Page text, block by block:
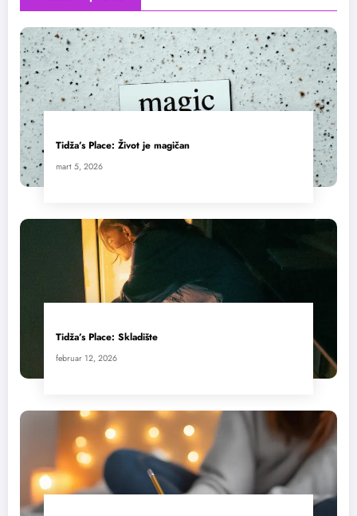
Tidža’s Place: Život je magičan
mart 5, 2026
Tidža’s Place: Skladište
februar 12, 2026